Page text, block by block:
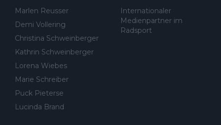
Marlen Reusser
Demi Vollering
Christina Schweinberger
Kathrin Schweinberger
Lorena Wiebes
Marie Schreiber
Puck Pieterse
Lucinda Brand
Internationaler
Medienpartner im
Radsport